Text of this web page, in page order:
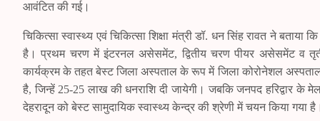
आवंटित की गई।
चिकित्सा स्वास्थ्य एवं चिकित्सा शिक्षा मंत्री डॉ. धन सिंह रावत ने
है। प्रथम चरण में इंटरनल असेसमेंट, द्वितीय चरण पीयर असेसमेंट व
कार्यक्रम के तहत बेस्ट जिला अस्पताल के रूप में जिला कोरोनेशल
है, जिन्हें 25-25 लाख की धनराशि दी जायेगी। जबकि जनपद हरिद्वार के
देहरादून को बेस्ट सामुदायिक स्वास्थ्य केन्द्र की श्रेणी में चयन किया गया है।